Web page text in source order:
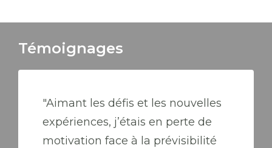
Témoignages
"Aimant les défis et les nouvelles
expériences, j’étais en perte de
motivation face à la prévisibilité